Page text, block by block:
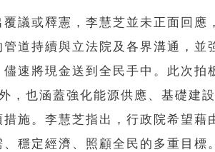
議或釋憲，李慧芝並未正面回應
道持續與立法院及各界溝通，並
速將現金送到全民手中。此次拍
，也涵蓋強化能源供應、基礎建
施。李慧芝指出，行政院希望藉
穩定經濟、照顧全民的多重目標。